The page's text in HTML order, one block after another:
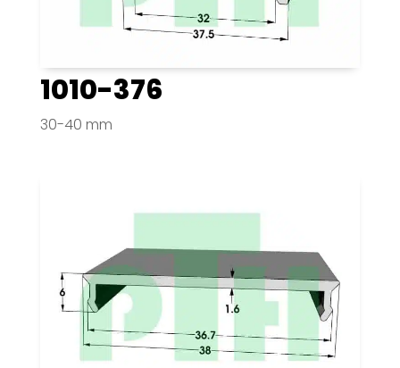
1010-376
30-40 mm